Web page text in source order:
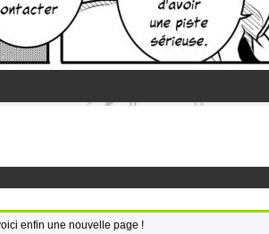
enfin une nouvelle page !